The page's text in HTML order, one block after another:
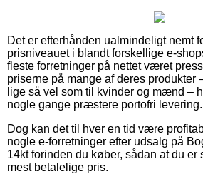
Det er efterhånden ualmindeligt nemt
prisniveauet i blandt forskellige e-
fleste forretninger på nettet været
priserne på mange af deres produkter
lige så vel som til kvinder og mænd –
nogle gange præstere portofri levering.
Dog kan det til hver en tid være
nogle e-forretninger efter udsalg på
14kt forinden du køber, sådan at du er
mest betalelige pris.